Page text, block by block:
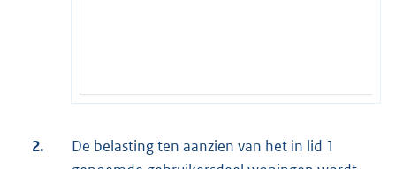
2.
De belasting ten aanzien van het in lid 1